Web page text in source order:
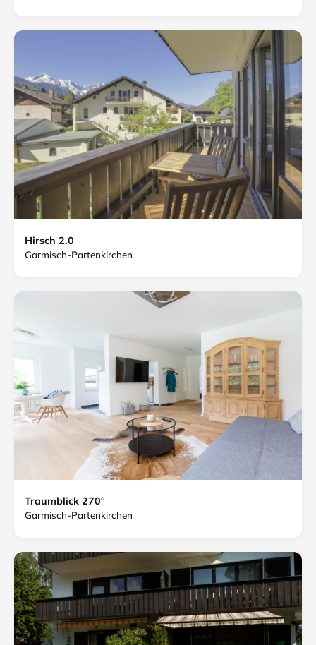
Hirsch 2.0
Garmisch-Partenkirchen
Traumblick 270°
Garmisch-Partenkirchen